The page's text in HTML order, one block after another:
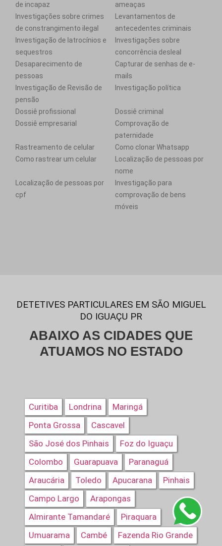
de incapaz
ameaças
Investigações sobre crimes
de constrangimento ilegal
Levantamentos de
antecedentes criminais
Investigação de latrocínios e
sequestros
Investigações sobre
concorrência desleal
Desaparecimento de
pessoas
Capturar de senhas de e-
mails
Investigação de Revisão de
pensão
Investigação política
Dossiê profissional
Dossiê criminal
Dossiê empresarial
Comprovação de
paternidade
Rastreamento de celular
Como clonar Whatsapp
Como rastrear um celular
Localização de pessoas por
nome
Localização de pessoas por
cpf
Investigação para
comprovação de bens
móveis
DETETIVES PARTICULARES EM SÃO MIGUEL
DO IGUAÇU PR
ABAIXO AS CIDADES QUE
ATUAMOS NO ESTADO
Curitiba Londrina
Maringá
Ponta Grossa
Cascavel
São José dos Pinhais
Foz do Iguaçu
Colombo
Guarapuava
Paranaguá
Araucária
Toledo Apucarana
Pinhais
Campo Largo
Arapongas
Almirante Tamandaré
Piraquara
Umuarama
Cambé Fazenda Rio Grande